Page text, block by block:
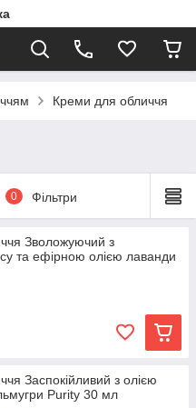
Креми для обличчя
0 Фільтри
Зволожуючий з
та ефірною олією лаванди
Заспокійливий з олією
Purity 30 мл